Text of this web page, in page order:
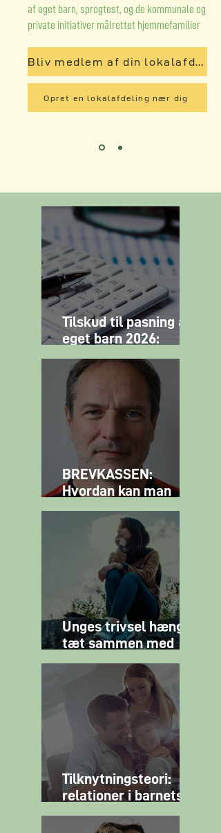
af eget barn, sprogtest, og de kommunale og
private initiativer målrettet hjemmefamilier
Bliv medlem af din lokalafdeling
Opret en lokalafdeling nær dig
Tilskud til pasning af
eget barn 2026:
satser og overblik
BREVKASSEN:
Hvordan kan man
skabe fællesskab på
tværs af aldre?
Unges trivsel hænger
tæt sammen med
familielivet viser
undersøgelse
Tilknytningsteori:
relationer i barnets
hverdagskontekst